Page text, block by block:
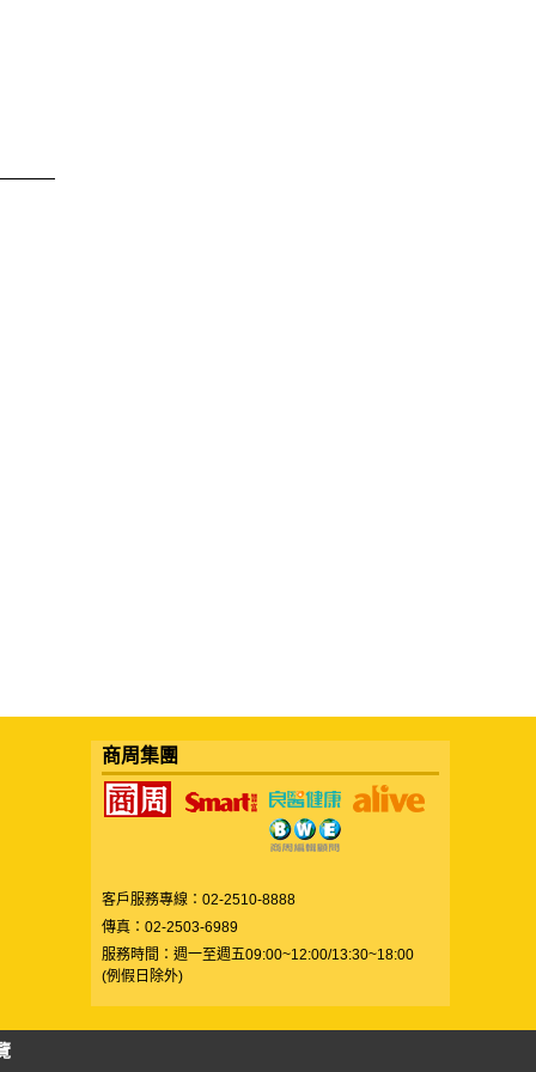
商周集團
客戶服務專線：02-2510-8888
傳真：02-2503-6989
服務時間：週一至週五09:00~12:00/13:30~18:00
(例假日除外)